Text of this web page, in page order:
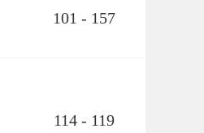
101 - 157
114 - 119